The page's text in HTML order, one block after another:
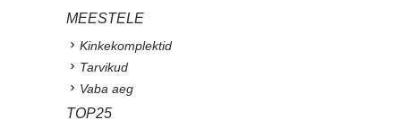
MEESTELE
Kinkekomplektid
Tarvikud
Vaba aeg
TOP25